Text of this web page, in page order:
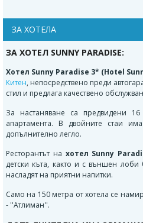
ЗА ХОТЕЛА
ЗА ХОТЕЛ SUNNY PARADISE:
Хотел Sunny Paradise 3* (Hotel
Китен, непосредствено преди
стил и предлага качествено
За настаняване са предвидени
апартамента. В двойните стаи
допълнително легло.
Ресторантът на хотел Sunny
детски къта, както и с външен лоби
насладят на приятни напитки.
Само на 150 метра от хотела се
- ''Атлиман''.